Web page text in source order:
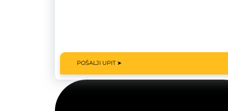
POŠALJI UPIT ➤